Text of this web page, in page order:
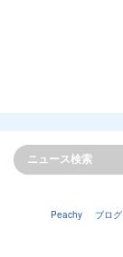
Peachy ブログ